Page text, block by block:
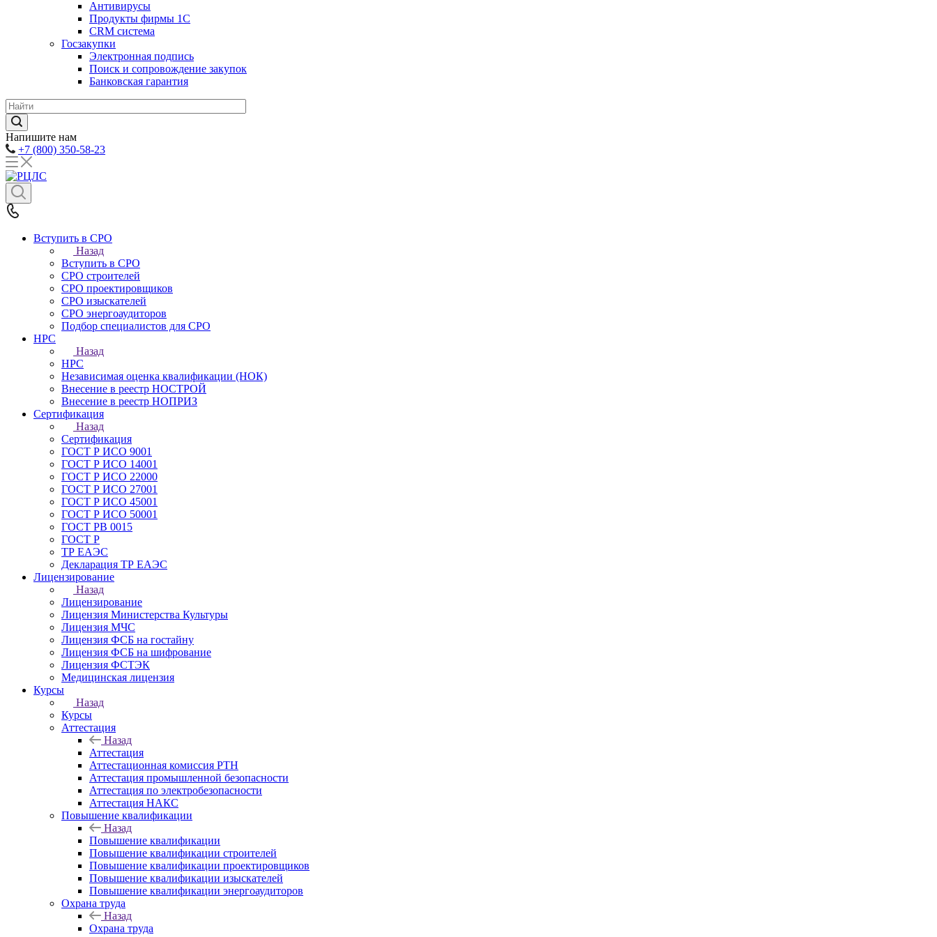
Антивирусы
Продукты фирмы 1C
CRM система
Госзакупки
Электронная подпись
Поиск и сопровождение закупок
Банковская гарантия
Напишите нам
+7 (800) 350-58-23
Вступить в СРО
Назад
Вступить в СРО
СРО строителей
СРО проектировщиков
СРО изыскателей
СРО энергоаудиторов
Подбор специалистов для СРО
НРС
Назад
НРС
Независимая оценка квалификации (НОК)
Внесение в реестр НОСТРОЙ
Внесение в реестр НОПРИЗ
Сертификация
Назад
Сертификация
ГОСТ Р ИСО 9001
ГОСТ Р ИСО 14001
ГОСТ Р ИСО 22000
ГОСТ Р ИСО 27001
ГОСТ Р ИСО 45001
ГОСТ Р ИСО 50001
ГОСТ РВ 0015
ГОСТ Р
ТР ЕАЭС
Декларация ТР ЕАЭС
Лицензирование
Назад
Лицензирование
Лицензия Министерства Культуры
Лицензия МЧС
Лицензия ФСБ на гостайну
Лицензия ФСБ на шифрование
Лицензия ФСТЭК
Медицинская лицензия
Курсы
Назад
Курсы
Аттестация
Назад
Аттестация
Аттестационная комиссия РТН
Аттестация промышленной безопасности
Аттестация по электробезопасности
Аттестация НАКС
Повышение квалификации
Назад
Повышение квалификации
Повышение квалификации строителей
Повышение квалификации проектировщиков
Повышение квалификации изыскателей
Повышение квалификации энергоаудиторов
Охрана труда
Назад
Охрана труда